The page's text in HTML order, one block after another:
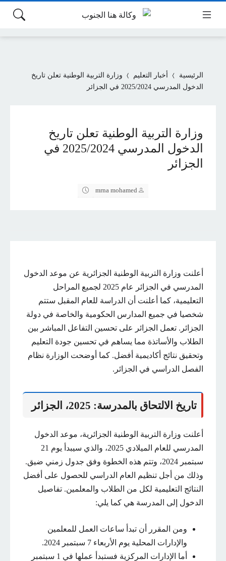
الرئيسية أخبار التعليم
وزارة التربية الوطنية تعلن تاريخ
الدخول المدرسي 2025/2024 في الجزائر
وزارة التربية الوطنية تعلن تاريخ
الدخول المدرسي 2025/2024 في
الجزائر
mrna mohamed
أعلنت وزارة التربية الوطنية الجزائرية عن موعد الدخول
المدرسي في الجزائر عام 2025 لجميع المراحل
التعليمية، كما أعلنت أن الدراسة للعام المقبل ستتم
شخصيا في جميع المدارس الحكومية والخاصة في دولة
الجزائر. تعمل الجزائر على تحسين التفاعل المباشر بين
الطلاب والأساتذة مما يساهم في تحسين جودة التعليم
وتحقيق نتائج أكاديمية أفضل. كما أوضحت الوزارة نظام
الفصل الدراسي في الجزائر.
تاريخ الالتحاق بالمدرسة: 2025، الجزائر
أعلنت وزارة التربية الوطنية الجزائرية، موعد الدخول
المدرسي للعام الميلادي 2025، والذي سيبدأ يوم 21
سبتمبر 2024، وتتم هذه الخطوة وفق جدول زمني ضيق.
وذلك من أجل تنظيم العام الدراسي للحصول على أفضل
النتائج التعليمية لكل من الطلاب والمعلمين. تفاصيل
الدخول إلى المدرسة هي كما يلي:
ومن المقرر أن تبدأ ساعات العمل للمعلمين
والإدارات المحلية يوم الأربعاء 7 سبتمبر 2024.
أما الإدارات المركزية فستبدأ عملها في 1 سبتمبر